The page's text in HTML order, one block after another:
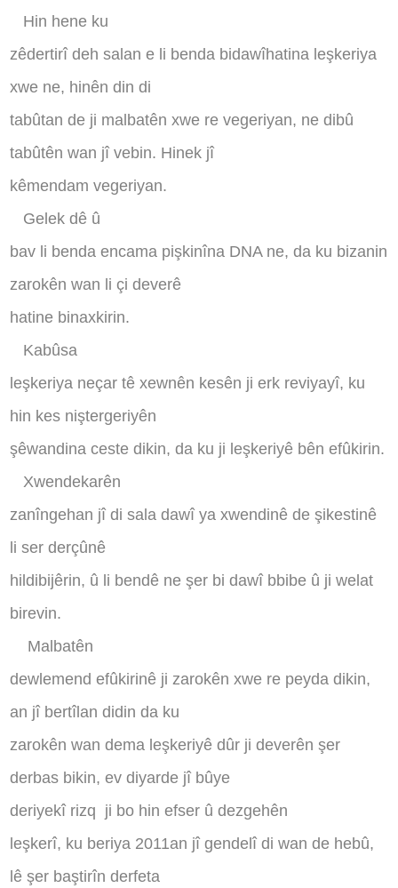
Hin hene ku
zêdertirî deh salan e li benda bidawîhatina leşkeriya
xwe ne, hinên din di
tabûtan de ji malbatên xwe re vegeriyan, ne dibû
tabûtên wan jî vebin. Hinek jî
kêmendam vegeriyan.
Gelek dê û
bav li benda encama pişkinîna DNA ne, da ku bizanin
zarokên wan li çi deverê
hatine binaxkirin.
Kabûsa
leşkeriya neçar tê xewnên kesên ji erk reviyayî, ku
hin kes niştergeriyên
şêwandina ceste dikin, da ku ji leşkeriyê bên efûkirin.
Xwendekarên
zanîngehan jî di sala dawî ya xwendinê de şikestinê
li ser derçûnê
hildibijêrin, û li bendê ne şer bi dawî bbibe û ji welat
birevin.
Malbatên
dewlemend efûkirinê ji zarokên xwe re peyda dikin,
an jî bertîlan didin da ku
zarokên wan dema leşkeriyê dûr ji deverên şer
derbas bikin, ev diyarde jî bûye
deriyekî rizq ji bo hin efser û dezgehên
leşkerî, ku beriya 2011an jî gendelî di wan de hebû,
lê şer baştirîn derfeta